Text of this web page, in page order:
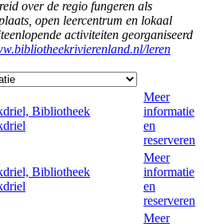
over de regio fungeren als
open leercentrum en lokaal
activiteiten georganiseerd
leren
Bibliotheek
Meer
informatie
en
reserveren
Bibliotheek
Meer
informatie
en
reserveren
Meer